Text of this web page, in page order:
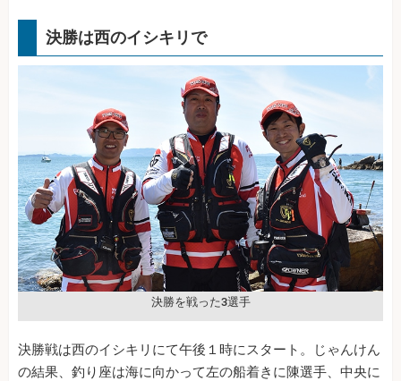
決勝は西のイシキリで
決勝を戦った3選手
決勝戦は西のイシキリにて午後１時にスタート。じゃんけん
の結果、釣り座は海に向かって左の船着きに陳選手、中央に